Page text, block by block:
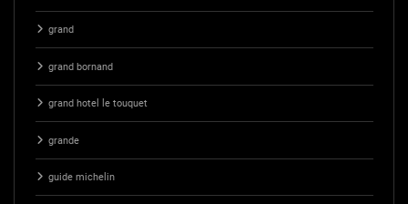
grand
grand bornand
grand hotel le touquet
grande
guide michelin